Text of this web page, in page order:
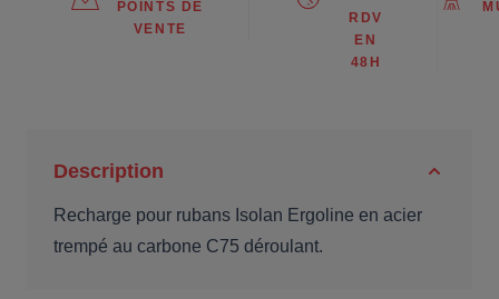
POINTS DE
VENTE
RDV
EN
48H
Description
Recharge pour rubans Isolan Ergoline en acier
trempé au carbone C75 déroulant.